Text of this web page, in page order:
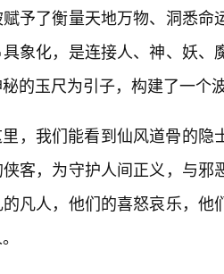
予了衡量天地万物、洞悉
象化，是连接人、神、妖
的玉尺为引子，构建了一个
，我们能看到仙风道骨的隐
客，为守护人间正义，与
凡人，他们的喜怒哀乐，